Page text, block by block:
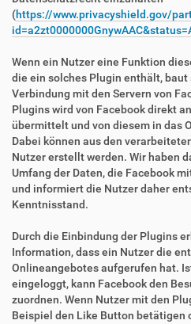
(https://www.privacyshield.gov/
Wenn ein Nutzer eine Funktion
die ein solches Plugin enthält,
Verbindung mit den Servern von
Plugins wird von Facebook direkt
übermittelt und von diesem in das
Dabei können aus den
Nutzer erstellt werden. Wir haben
Umfang der Daten, die Facebook
und informiert die Nutzer daher
Kenntnisstand.
Durch die Einbindung der Plugins
Information, dass ein Nutzer die
Onlineangebotes aufgerufen hat.
eingeloggt, kann Facebook den
zuordnen. Wenn Nutzer mit den
Beispiel den Like Button betätigen